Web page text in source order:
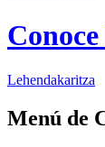
Lehendakaritza
Menú de